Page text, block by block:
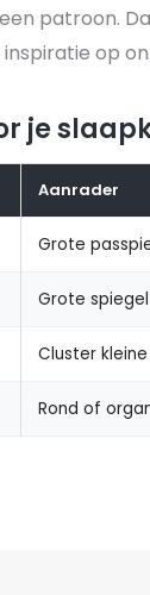
patroon.
op
je
Aanrader
Grote
Grote
Cluster
Rond of